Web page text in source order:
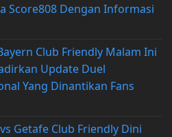
Score808 Dengan Informasi
Club Friendly Malam Ini
Update Duel
Yang Dinantikan Fans
Getafe Club Friendly Dini